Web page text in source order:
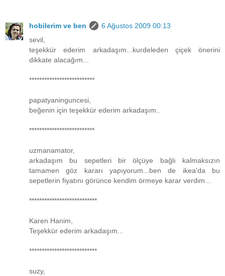
hobilerim ve ben
6 Ağustos 2009 00:13
sevil,
teşekkür ederim arkadaşım...kurdeleden çiçek önerini
dikkate alacağım...
**************************
papatyaninguncesi,
beğenin için teşekkür ederim arkadaşım..
**************************
uzmanamator,
arkadaşım bu sepetleri bir ölçüye bağlı kalmaksızın
tamamen göz kararı yapıyorum...ben de ikea'da bu
sepetlerin fiyatını görünce kendim örmeye karar verdim...
***************************
Karen Hanim,
Teşekkür ederim arkadaşım...
***************************
suzy,